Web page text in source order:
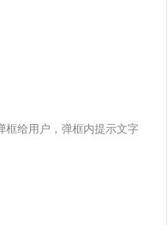
框给用户，弹框内提示文字